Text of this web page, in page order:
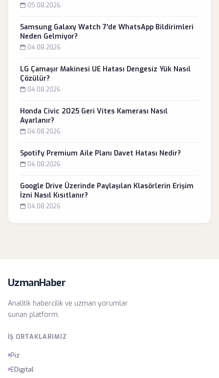
05.08.2026
Samsung Galaxy Watch 7'de WhatsApp Bildirimleri
Neden Gelmiyor?
04.08.2026
LG Çamaşır Makinesi UE Hatası Dengesiz Yük Nasıl
Çözülür?
04.08.2026
Honda Civic 2025 Geri Vites Kamerası Nasıl
Ayarlanır?
04.08.2026
Spotify Premium Aile Planı Davet Hatası Nedir?
04.08.2026
Google Drive Üzerinde Paylaşılan Klasörlerin Erişim
İzni Nasıl Kısıtlanır?
04.08.2026
UzmanHaber
Analitik habercilik ve uzman yorumlar
sunan platform.
İŞ ORTAKLARIMIZ
›Piz
›EDigital